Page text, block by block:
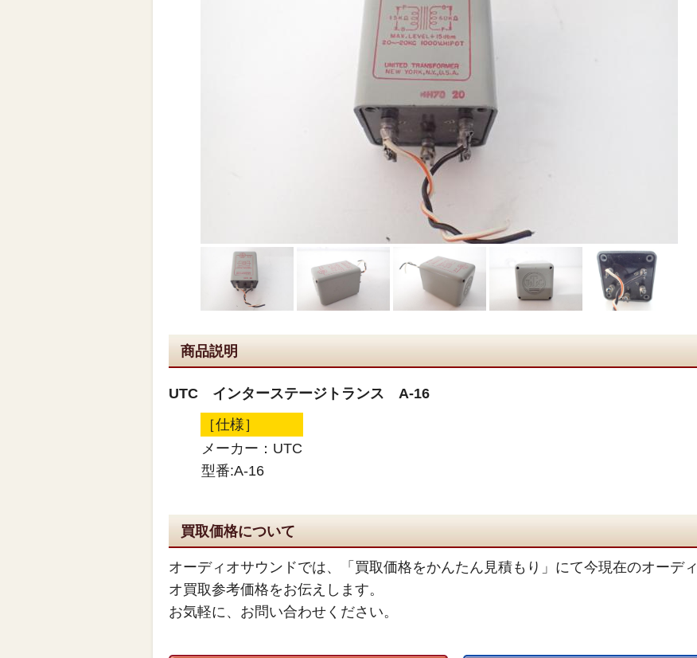
商品説明
UTC インターステージトランス A-16
［仕様］
メーカー：UTC
型番:A-16
買取価格について
オーディオサウンドでは、「買取価格をかんたん見積もり」にて今現在のオーディ
オ買取参考価格をお伝えします。
お気軽に、お問い合わせください。